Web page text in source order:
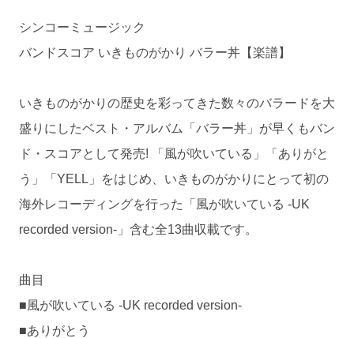
シンコーミュージック
バンドスコア いきものがかり バラー丼【楽譜】
いきものがかりの歴史を彩ってきた数々のバラードを大
盛りにしたベスト・アルバム「バラー丼」が早くもバン
ド・スコアとして発売! 「風が吹いている」「ありがと
う」「YELL」をはじめ、いきものがかりにとって初の
海外レコーディングを行った「風が吹いている -UK
recorded version-」含む全13曲収載です。
曲目
■風が吹いている -UK recorded version-
■ありがとう